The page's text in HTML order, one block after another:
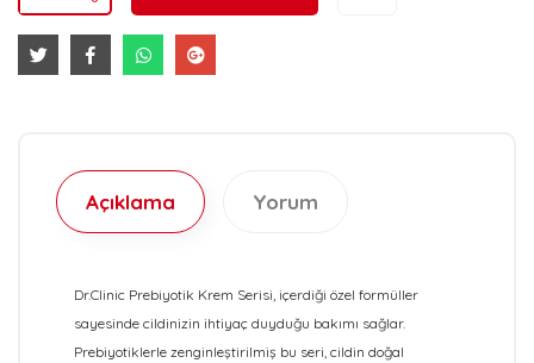
Açıklama Yorum
Dr.Clinic Prebiyotik Krem Serisi, içerdiği özel formüller
sayesinde cildinizin ihtiyaç duyduğu bakımı sağlar.
Prebiyotiklerle zenginleştirilmiş bu seri, cildin doğal